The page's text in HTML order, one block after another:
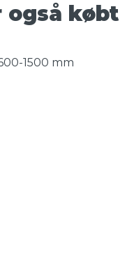
også købt
1500 mm